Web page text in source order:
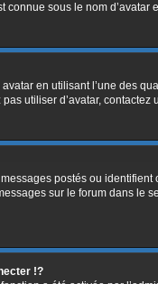
sous le nom
en utilisant l’une des
utiliser d’avatar, contactez
postés ou
sur le forum dans
!?